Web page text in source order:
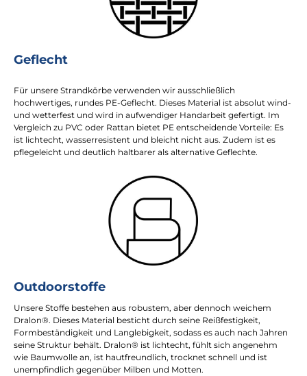
Geflecht
Für unsere Strandkörbe verwenden wir ausschließlich
hochwertiges, rundes PE-Geflecht. Dieses Material ist absolut wind-
und wetterfest und wird in aufwendiger Handarbeit gefertigt. Im
Vergleich zu PVC oder Rattan bietet PE entscheidende Vorteile: Es
ist lichtecht, wasserresistent und bleicht nicht aus. Zudem ist es
pflegeleicht und deutlich haltbarer als alternative Geflechte.
Outdoorstoffe
Unsere Stoffe bestehen aus robustem, aber dennoch weichem
Dralon®. Dieses Material besticht durch seine Reißfestigkeit,
Formbeständigkeit und Langlebigkeit, sodass es auch nach Jahren
seine Struktur behält. Dralon® ist lichtecht, fühlt sich angenehm
wie Baumwolle an, ist hautfreundlich, trocknet schnell und ist
unempfindlich gegenüber Milben und Motten.